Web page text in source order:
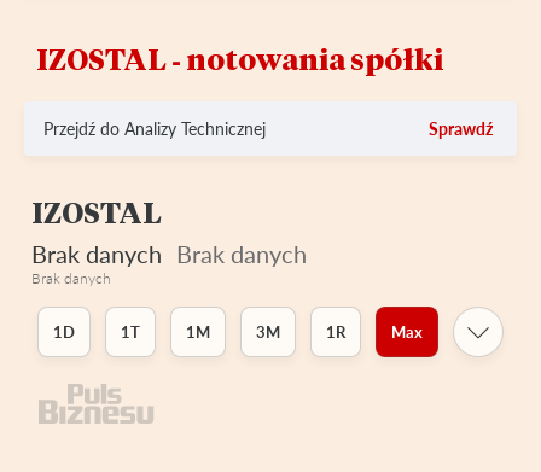
IZOSTAL ‑ notowania spółki
Przejdź do Analizy Technicznej Sprawdź
IZOSTAL
Brak danych Brak danych
Brak danych
1D 1T 1M 3M 1R Max